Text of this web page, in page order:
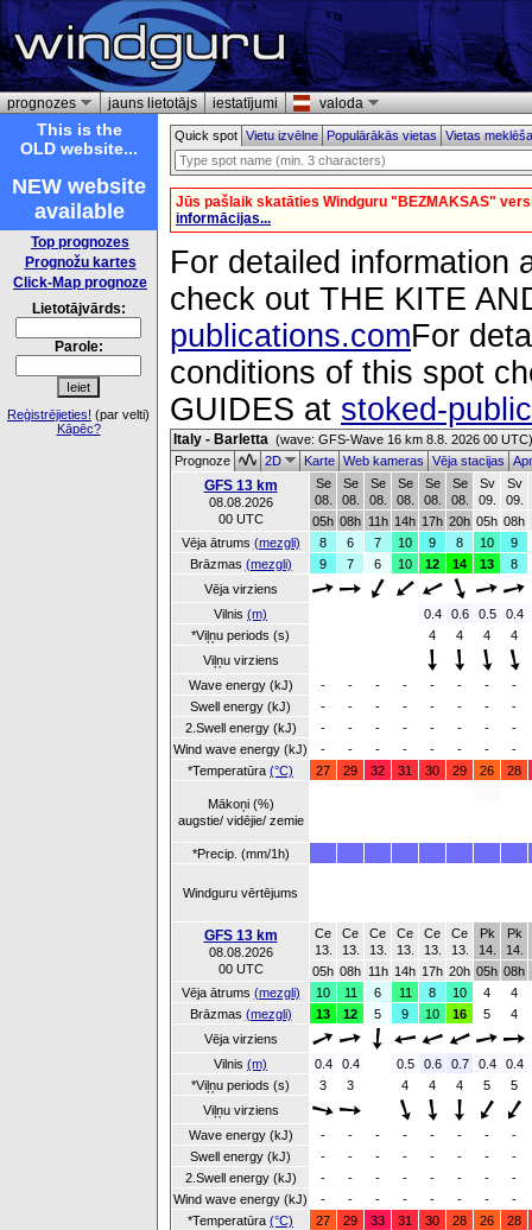
prognozes jauns lietotājs iestatījumi valoda
This is the
OLD website...
NEW website
available
Top prognozes
Prognožu kartes
Click-Map prognoze
Lietotājvārds:
Parole:
Reģistrējieties! (par velti)
Kāpēc?
Quick spot Vietu izvēlnePopulārākās vietasVietas
Jūs pašlaik skatāties Windguru "BEZMAKSAS"
informācijas...
For detailed information
check out THE KITE
publications.comFor
conditions of this spot
GUIDES at stoked-
Italy - Barletta (wave: GFS-Wave 16 km 8.8. 2026 00 UTC)
Prognoze
2D KarteWeb kamerasVēja stacijas
GFS 13 km
08.08.2026
00 UTC
Se
08.
Se
08.
Se
08.
Se
08.
Se
08.
Se
08.
Sv
09.
Sv
09.
05h 08h 11h 14h 17h 20h 05h 08h
Vēja ātrums (mezgli) 8 6 7 10 9 8 10
9
Brāzmas (mezgli) 9 7 6 10 12 14 13
8
Vēja virziens
Vilnis (m) 0.4 0.6 0.5
0.4
*Viļņu periods (s)
4 4 4
4
Viļņu virziens
Wave energy (kJ)
- - - - - - -
-
Swell energy (kJ)
- - - - - - -
-
2.Swell energy (kJ)
- - - - - - -
-
Wind wave energy (kJ)
- - - - - - -
-
*Temperatūra (°C) 27 29 32 31 30 29 26 28
Mākoņi (%)
augstie/ vidējie/ zemie
*Precip. (mm/1h)
Windguru vērtējums
GFS 13 km
08.08.2026
00 UTC
Ce
13.
Ce
13.
Ce
13.
Ce
13.
Ce
13.
Ce
13.
Pk
14.
Pk
14.
05h 08h 11h 14h 17h 20h 05h 08h
Vēja ātrums (mezgli) 10 11 6 11 8 10 4
4
Brāzmas (mezgli) 13 12 5 9 10 16 5
4
Vēja virziens
Vilnis (m) 0.4 0.4 0.5 0.6 0.7 0.4
0.4
*Viļņu periods (s)
3 3 4 4 4 5
5
Viļņu virziens
Wave energy (kJ)
- - - - - - -
-
Swell energy (kJ)
- - - - - - -
-
2.Swell energy (kJ)
- - - - - - -
-
Wind wave energy (kJ)
- - - - - - -
-
*Temperatūra (°C) 27 29 33 31 30 28 26 28